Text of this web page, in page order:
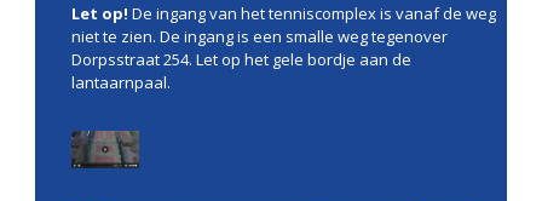
Let op! De ingang van het tenniscomplex is vanaf de weg
niet te zien. De ingang is een smalle weg tegenover
Dorpsstraat 254. Let op het gele bordje aan de
lantaarnpaal.